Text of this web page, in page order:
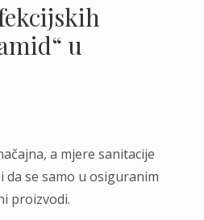
u
a mjere sanitacije
se samo u osiguranim
proizvodi.